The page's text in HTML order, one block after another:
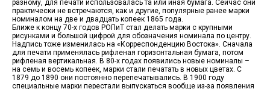
разному, для печати использовалась та или иная бумага. Сейчас они
практически не встречаются, как и другие, популярные ранее марки
номиналом на две и двадцать копеек 1865 года.
Ближе к концу 70-х годов РОПиТ стал делать марки с крупными
рисунками и большой цифрой для обозначения номинала по центру.
Надпись тоже изменилась на «Корреспонденцию Востока». Сначала
для печати применялась рифленая горизонтальная бумага, потом
рифленая вертикальная. В 80-х годах появились новые номиналы –
на семь и восемь копеек, марки стали печатать в новых цветах. С
1879 до 1890 они постоянно перепечатывались. В 1900 году
специальные марки перестали выпускаться вообще из-за появления